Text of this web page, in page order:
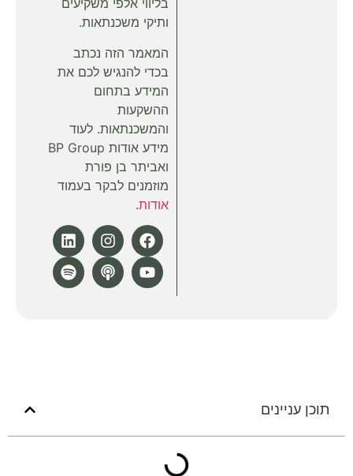
בליווי אלפי משקיעים
ותיקי משכנתאות.
המאמר הזה נכתב
בכדי להנגיש לכם את
המידע בתחום
ההשקעות
והמשכנתאות. לעוד
מידע אודות BP Group
ואביתר בן פורת
מוזמנים לבקר בעמוד
אודות.
תוכן עניינים